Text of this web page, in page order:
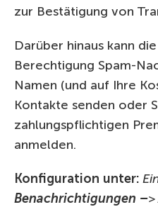
zur Bestätigung von
Darüber hinaus kann
Berechtigung Spam-
Namen (und auf Ihre
Kontakte senden oder
zahlungspflichtigen
anmelden.
Konfiguration unter:
Benachrichtigungen –